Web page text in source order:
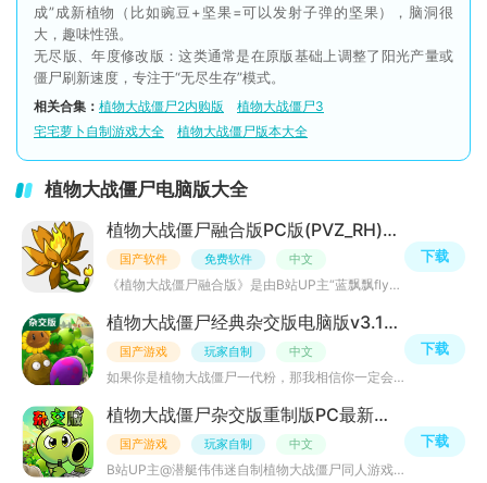
成”成新植物（比如豌豆+坚果=可以发射子弹的坚果），脑洞很
大，趣味性强。
无尽版、年度修改版：这类通常是在原版基础上调整了阳光产量或
僵尸刷新速度，专注于“无尽生存”模式。
相关合集： 植物大战僵尸2内购版
植物大战僵尸3
宅宅萝卜自制游戏大全
植物大战僵尸版本大全
植物大战僵尸电脑版大全
植物大战僵尸融合版PC版(PVZ_RH)v3.8.1 最新版
国产软件 免费软件 中文
《植物大战僵尸融合版》是由B站UP主“蓝飘飘fly”基于经典原作魔改的一款同人游戏。其最大亮点在于创新性的
下载
植物大战僵尸经典杂交版电脑版v3.18 最新版
国产游戏 玩家自制 中文
如果你是植物大战僵尸一代粉，那我相信你一定会喜欢这个版本，虽然这个版本初期只是一个16岁的高中生做的，
下载
植物大战僵尸杂交版重制版PC最新版v0.25.5.0潜艇伟伟迷
国产游戏 玩家自制 中文
B站UP主@潜艇伟伟迷自制植物大战僵尸同人游戏！原版植物大战僵尸玩腻了？杂交版脑洞大开融合植物特性，全新
下载